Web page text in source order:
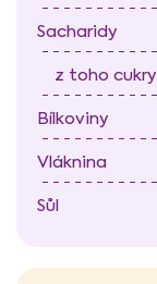
Sacharidy
z toho cukry
Bílkoviny
Vláknina
Sůl